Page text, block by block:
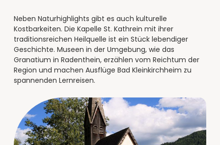
--
Neben Naturhighlights gibt es auch kulturelle
Kostbarkeiten. Die Kapelle St. Kathrein mit ihrer
traditionsreichen Heilquelle ist ein Stück lebendiger
Geschichte. Museen in der Umgebung, wie das
Granatium in Radenthein, erzählen vom Reichtum der
Region und machen Ausflüge Bad Kleinkirchheim zu
spannenden Lernreisen.